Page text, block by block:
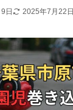
日 2025年7月22日